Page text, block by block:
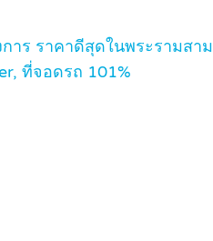
าร ราคาดีสุดในพระรามสาม
ที่จอดรถ 101%